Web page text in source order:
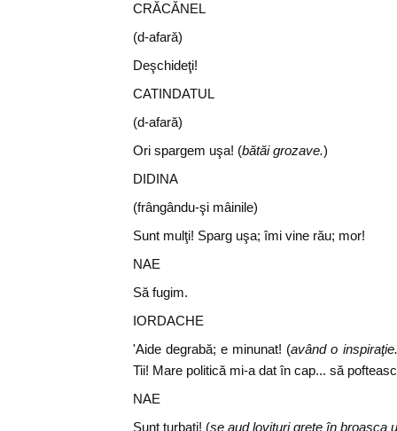
CRĂCĂNEL
(d-afară)
Deşchideţi!
CATINDATUL
(d-afară)
Ori spargem uşa! (bătăi grozave.)
DIDINA
(frângându-şi mâinile)
Sunt mulţi! Sparg uşa; îmi vine rău; mor!
NAE
Să fugim.
IORDACHE
'Aide degrabă; e minunat! (având o inspiraţie.
Tii! Mare politică mi-a dat în cap... să
NAE
Sunt turbaţi! (se aud lovituri greţe în broasca